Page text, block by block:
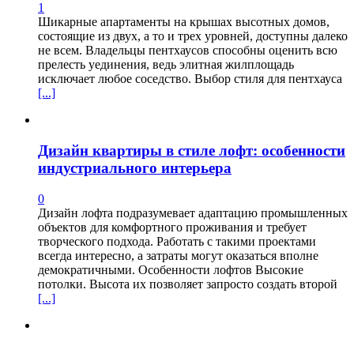
1
Шикарные апартаменты на крышах высотных домов,
состоящие из двух, а то и трех уровней, доступны далеко
не всем. Владельцы пентхаусов способны оценить всю
прелесть уединения, ведь элитная жилплощадь
исключает любое соседство. Выбор стиля для пентхауса
[...]
Дизайн квартиры в стиле лофт: особенности
индустриального интерьера
0
Дизайн лофта подразумевает адаптацию промышленных
объектов для комфортного проживания и требует
творческого подхода. Работать с такими проектами
всегда интересно, а затраты могут оказаться вполне
демократичными. Особенности лофтов Высокие
потолки. Высота их позволяет запросто создать второй
[...]